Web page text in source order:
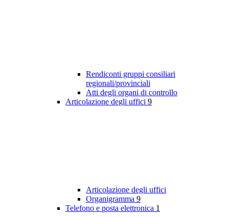
Rendiconti gruppi consiliari
regionali/provinciali
Atti degli organi di controllo
Articolazione degli uffici 9
Articolazione degli uffici
Organigramma 9
Telefono e posta elettronica 1